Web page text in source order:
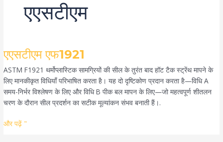
एएसटीएम
एएसटीएम एफ1921
ASTM F1921 थर्मोप्लास्टिक सामग्रियों की सील के तुरंत बाद हॉट टैक स्ट्रेंथ मापने के
लिए मानकीकृत विधियाँ परिभाषित करता है। यह दो दृष्टिकोण प्रदान करता है—विधि A
समय-निर्भर विश्लेषण के लिए और विधि B पीक बल मापन के लिए—जो महत्वपूर्ण शीतलन
चरण के दौरान सील प्रदर्शन का सटीक मूल्यांकन संभव बनाती हैं।.
एएसटीएम
एफ1921
और पढ़ें "